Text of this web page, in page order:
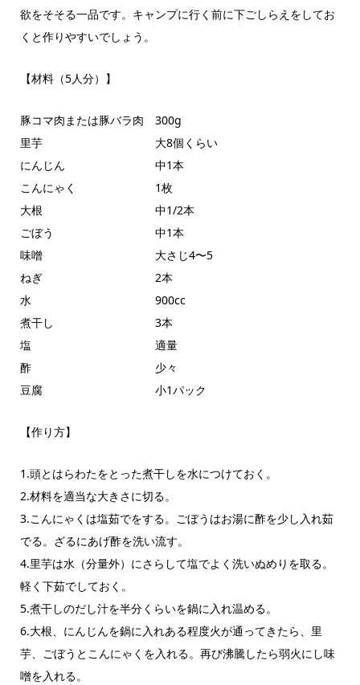
欲をそそる一品です。キャンプに行く前に下ごしらえをしてお
くと作りやすいでしょう。
【材料（5人分）】
豚コマ肉または豚バラ肉 300g
里芋 大8個くらい
にんじん 中1本
こんにゃく 1枚
大根 中1/2本
ごぼう 中1本
味噌 大さじ4〜5
ねぎ 2本
水 900cc
煮干し 3本
塩 適量
酢 少々
豆腐 小1パック
【作り方】
1.頭とはらわたをとった煮干しを水につけておく。
2.材料を適当な大きさに切る。
3.こんにゃくは塩茹でをする。ごぼうはお湯に酢を少し入れ茹
でる。ざるにあげ酢を洗い流す。
4.里芋は水（分量外）にさらして塩でよく洗いぬめりを取る。
軽く下茹でしておく。
5.煮干しのだし汁を半分くらいを鍋に入れ温める。
6.大根、にんじんを鍋に入れある程度火が通ってきたら、里
芋、ごぼうとこんにゃくを入れる。再び沸騰したら弱火にし味
噌を入れる。